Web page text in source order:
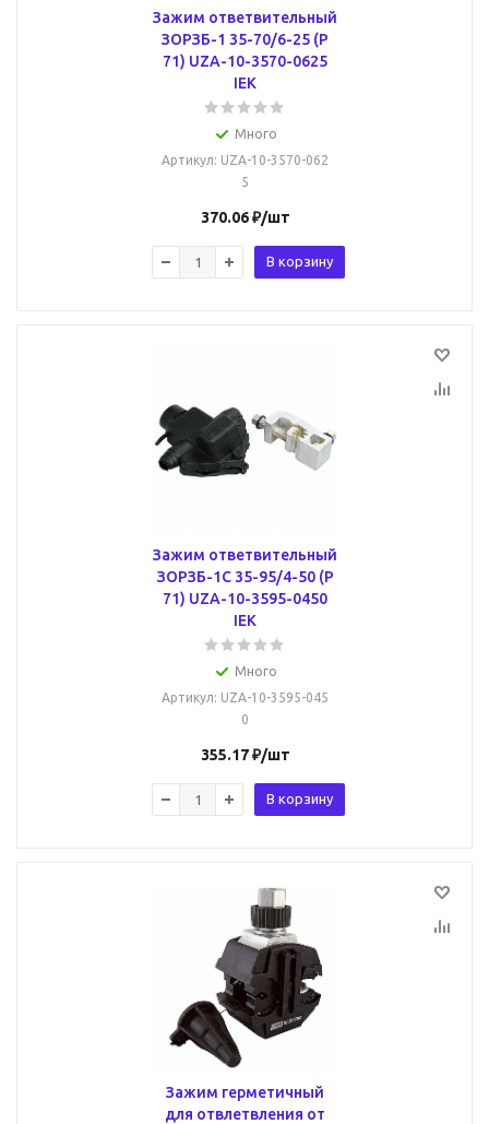
Зажим ответвительный
ЗОРЗБ-1 35-70/6-25 (Р
71) UZA-10-3570-0625
IEK
Много
Артикул: UZA-10-3570-062
5
370.06₽/шт
В корзину
Зажим ответвительный
ЗОРЗБ-1С 35-95/4-50 (Р
71) UZA-10-3595-0450
IEK
Много
Артикул: UZA-10-3595-045
0
355.17₽/шт
В корзину
Зажим герметичный
для отвлетвления от